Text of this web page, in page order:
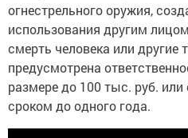
огнестрельного оружия,
использования другим
смерть человека или другие
предусмотрена
размере до 100 тыс. руб.
сроком до одного года.